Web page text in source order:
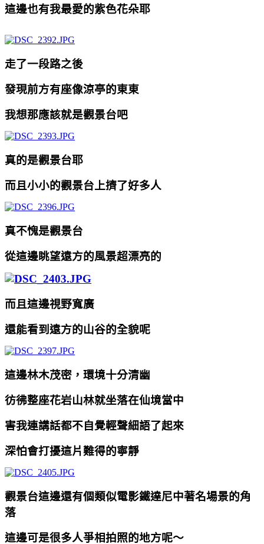
這邊也有我最愛的紫色花朵耶
走了一段路之後
發現前方有座像涼亭的東東
我想那應該就是觀景台吧
真的是觀景台耶
而且小小的觀景台上擠了好多人
真不愧是觀景台
從這邊眺望遠方的風景超漂亮的
而且這邊視野寬廣
還能看到遠方的山谷的全貌呢
這邊林木茂密，環境十分清幽
彷彿整座花岩山林就坐落在仙境當中
害我連講話都不自覺輕聲細語了起來
深怕會打擾這片難得的寧靜
觀景台這邊還有個類似電影鐵達尼中著名場景的角
落
這邊可是很多人爭相拍照的地方呢～